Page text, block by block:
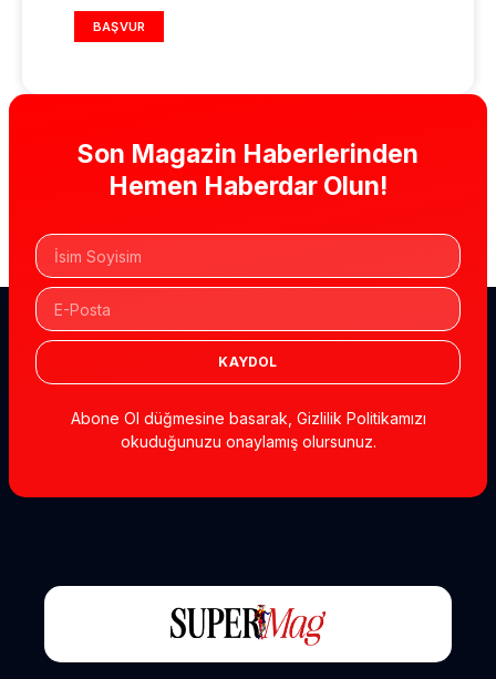
BAŞVUR
Son Magazin Haberlerinden
Hemen Haberdar Olun!
KAYDOL
Abone Ol düğmesine basarak, Gizlilik Politikamızı
okuduğunuzu onaylamış olursunuz.